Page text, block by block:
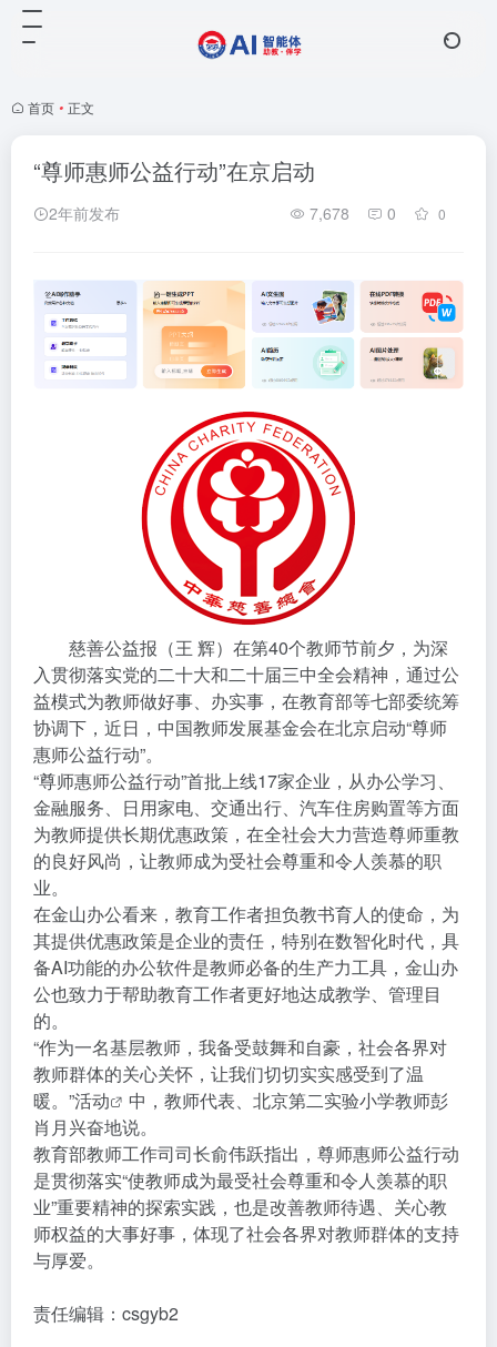
首页 • 正文
“尊师惠师公益行动”在京启动
2年前发布 7,678 0 0
慈善公益报（王 辉）在第40个教师节前夕，为深
入贯彻落实党的二十大和二十届三中全会精神，通过公
益模式为教师做好事、办实事，在教育部等七部委统筹
协调下，近日，中国教师发展基金会在北京启动“尊师
惠师公益行动”。
“尊师惠师公益行动”首批上线17家企业，从办公学习、
金融服务、日用家电、交通出行、汽车住房购置等方面
为教师提供长期优惠政策，在全社会大力营造尊师重教
的良好风尚，让教师成为受社会尊重和令人羡慕的职
业。
在金山办公看来，教育工作者担负教书育人的使命，为
其提供优惠政策是企业的责任，特别在数智化时代，具
备AI功能的办公软件是教师必备的生产力工具，金山办
公也致力于帮助教育工作者更好地达成教学、管理目
的。
“作为一名基层教师，我备受鼓舞和自豪，社会各界对
教师群体的关心关怀，让我们切切实实感受到了温
暖。”活动
中，教师代表、北京第二实验小学教师彭
肖月兴奋地说。
教育部教师工作司司长俞伟跃指出，尊师惠师公益行动
是贯彻落实“使教师成为最受社会尊重和令人羡慕的职
业”重要精神的探索实践，也是改善教师待遇、关心教
师权益的大事好事，体现了社会各界对教师群体的支持
与厚爱。
责任编辑：csgyb2